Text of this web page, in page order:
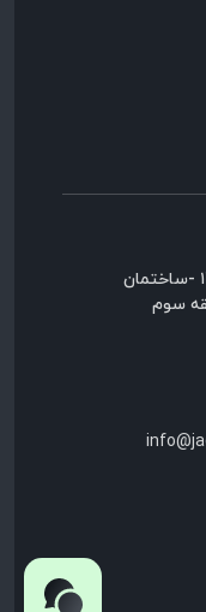
ساری-خیابان پیروزی- نبش پیروزی ۱۴ -ساختمان
سوم